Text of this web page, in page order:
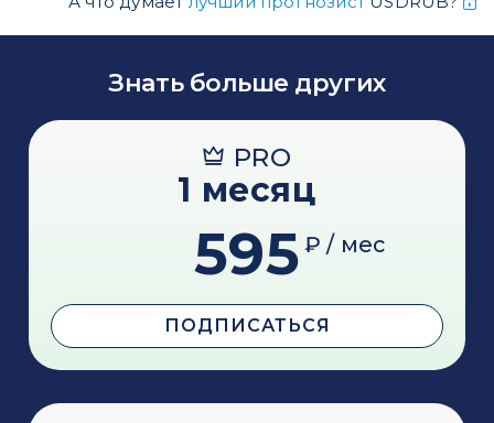
Знать больше других
PRO
1 месяц
595 ₽ / мес
ПОДПИСАТЬСЯ